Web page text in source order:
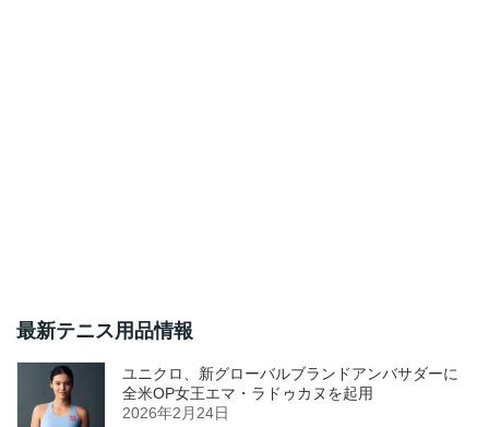
最新テニス用品情報
ユニクロ、新グローバルブランドアンバサダーに
全米OP女王エマ・ラドゥカヌを起用
2026年2月24日